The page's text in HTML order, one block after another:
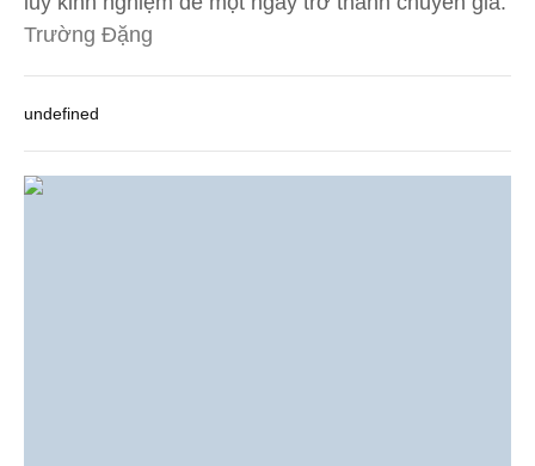
Trường Đặng
undefined